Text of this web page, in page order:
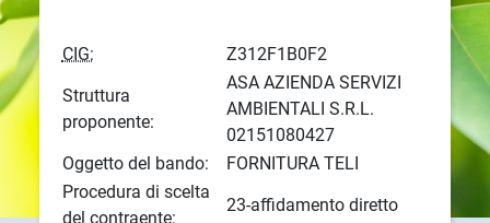
CIG:
Z312F1B0F2
Struttura
proponente:
ASA AZIENDA SERVIZI
AMBIENTALI S.R.L.
02151080427
Oggetto del bando:
FORNITURA TELI
Procedura di scelta
del contraente:
23-affidamento diretto